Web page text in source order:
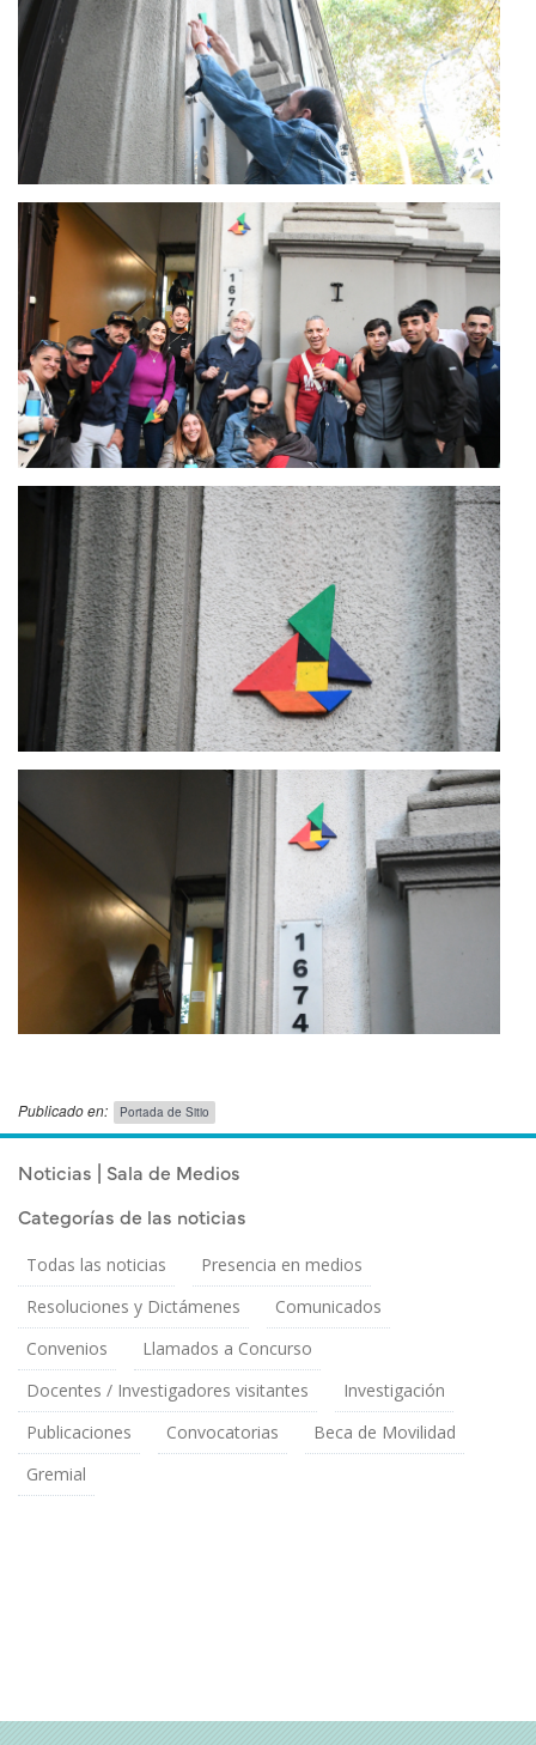
Noticias | Sala de Medios
Categorías de las noticias
Todas las noticias
Presencia en medios
Resoluciones y Dictámenes
Comunicados
Convenios
Llamados a Concurso
Docentes / Investigadores visitantes
Investigación
Publicaciones
Convocatorias
Beca de Movilidad
Gremial
Publicado en: Portada de Sitio
Publicado el Viernes 24 Abril, 2026